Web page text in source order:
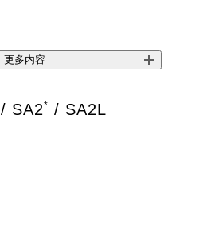
更多内容
/ SA2* / SA2L